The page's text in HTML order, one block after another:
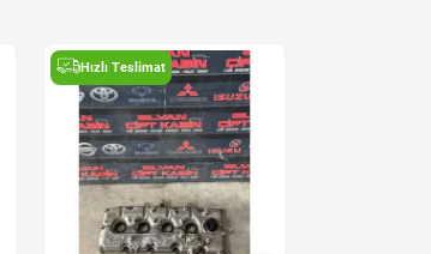
Hızlı Teslimat